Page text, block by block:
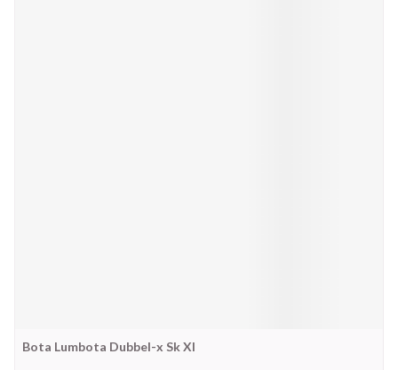
Bota Lumbota Dubbel-x Sk Xl